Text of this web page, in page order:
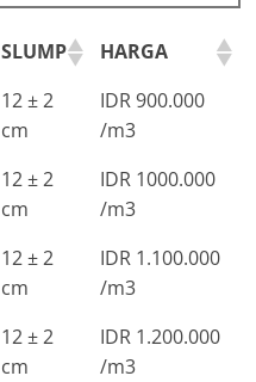
SLUMP
HARGA
12 ± 2
cm
IDR 900.000
/m3
12 ± 2
cm
IDR 1000.000
/m3
12 ± 2
cm
IDR 1.100.000
/m3
12 ± 2
cm
IDR 1.200.000
/m3